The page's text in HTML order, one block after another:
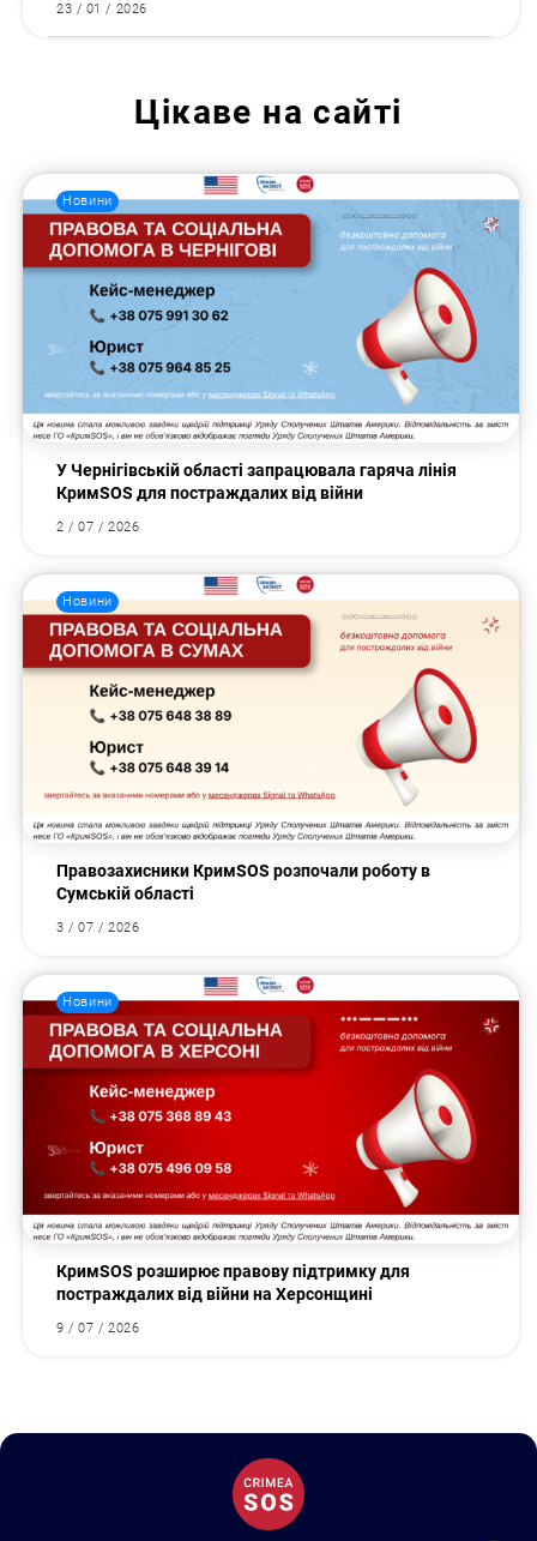
23 / 01 / 2026
Цікаве на сайті
Новини
У Чернігівській області запрацювала гаряча лінія
КримSOS для постраждалих від війни
2 / 07 / 2026
Новини
Правозахисники КримSOS розпочали роботу в
Сумській області
3 / 07 / 2026
Новини
КримSOS розширює правову підтримку для
постраждалих від війни на Херсонщині
9 / 07 / 2026